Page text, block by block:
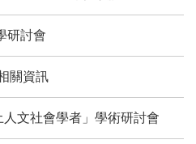
研討會
關資訊
人文社會學者」學術研討會